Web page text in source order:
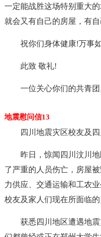
一定能战胜这场特别重大
就会又有自己的房屋，有自
祝你们身体健康!万事
此致 敬礼!
一位关心你们的共青团
地震慰问信13
四川地震灾区校友及四
昨日，惊闻四川汶川
了严重的人员伤亡，房屋
力供应、交通运输和工农
校友及家人们现在所面临
获悉四川地区遭遇地